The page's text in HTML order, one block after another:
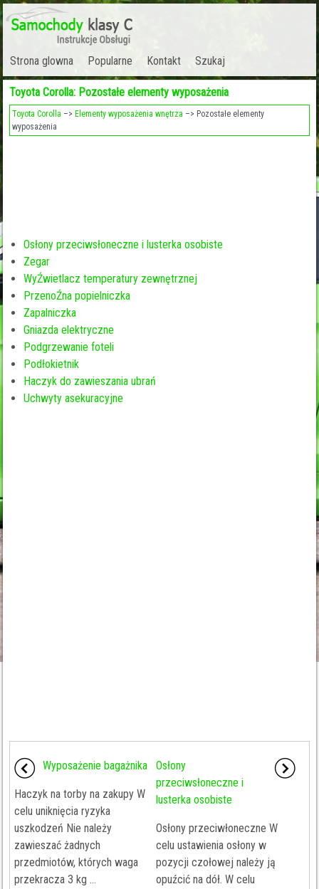
Strona glowna Popularne Kontakt Szukaj
Toyota Corolla: Pozostałe elementy wyposażenia
Toyota Corolla –> Elementy wyposażenia wnętrza –> Pozostałe elementy
wyposażenia
Osłony przeciwsłoneczne i lusterka osobiste
Zegar
WyŹwietlacz temperatury zewnętrznej
PrzenoŹna popielniczka
Zapalniczka
Gniazda elektryczne
Podgrzewanie foteli
Podłokietnik
Haczyk do zawieszania ubrań
Uchwyty asekuracyjne
Wyposażenie bagażnika
Haczyk na torby na zakupy W
celu uniknięcia ryzyka
uszkodzeń Nie należy
zawieszać żadnych
przedmiotów, których waga
przekracza 3 kg ...
Osłony
przeciwsłoneczne i
lusterka osobiste
Osłony przeciwłoneczne W
celu ustawienia osłony w
pozycji czołowej należy ją
opuźcić na dół. W celu